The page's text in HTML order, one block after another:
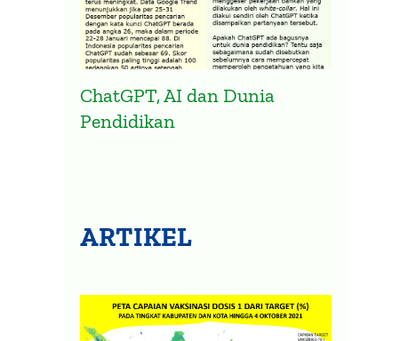
ChatGPT, AI dan Dunia
Pendidikan
ARTIKEL